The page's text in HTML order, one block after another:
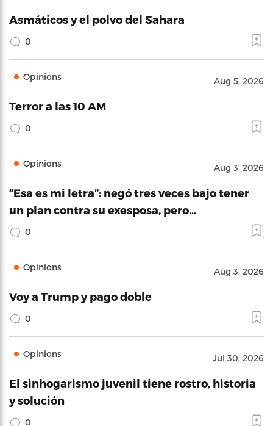
Asmáticos y el polvo del Sahara
0
Opinions Aug 5, 2026
Terror a las 10 AM
0
Opinions Aug 3, 2026
“Esa es mi letra”: negó tres veces bajo tener
un plan contra su exesposa, pero…
0
Opinions Aug 3, 2026
Voy a Trump y pago doble
0
Opinions Jul 30, 2026
El sinhogarismo juvenil tiene rostro, historia
y solución
0